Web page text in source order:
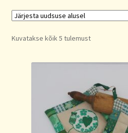
Kuvatakse kõik 5 tulemustSorted